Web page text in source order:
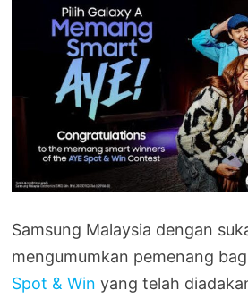
Samsung Malaysia dengan
mengumumkan pemenang
Spot & Win yang telah